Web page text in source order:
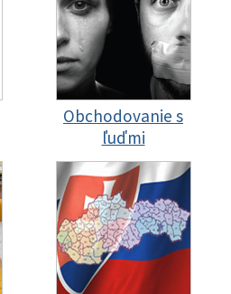
Obchodovanie s
ľuďmi